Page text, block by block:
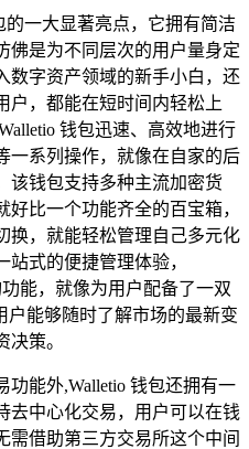
的一大显著亮点，它拥有简洁
佛是为不同层次的用户量身定
数字资产领域的新手小白，还
户，都能在短时间内轻松上
钱包迅速、高效地进行
一系列操作，就像在自家的后
该钱包支持多种主流加密货
比一个功能齐全的百宝箱，
换，就能轻松管理自己多元化
式的便捷管理体验，
能，就像为用户配备了一双
户能够随时了解市场的最新变
策。
功能外,Walletio 钱包还拥有一
去中心化交易，用户可以在钱
需借助第三方交易所这个中间